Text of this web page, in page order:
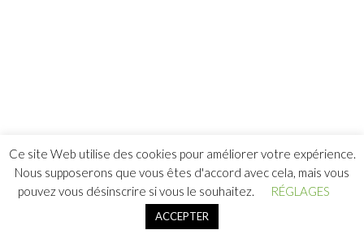
Ce site Web utilise des cookies pour améliorer votre expérience.
Nous supposerons que vous êtes d'accord avec cela, mais vous
pouvez vous désinscrire si vous le souhaitez.
RÉGLAGES
ACCEPTER